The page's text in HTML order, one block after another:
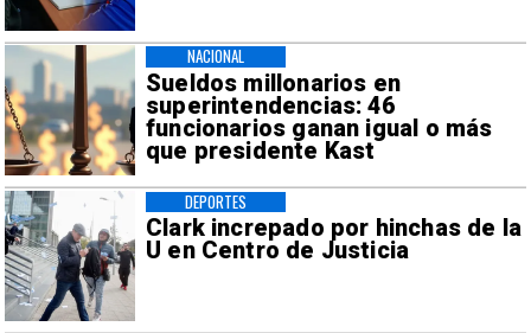
Sueldos millonarios en
superintendencias: 46
funcionarios ganan igual o más
que presidente Kast
NACIONAL
Clark increpado por hinchas de la
U en Centro de Justicia
DEPORTES